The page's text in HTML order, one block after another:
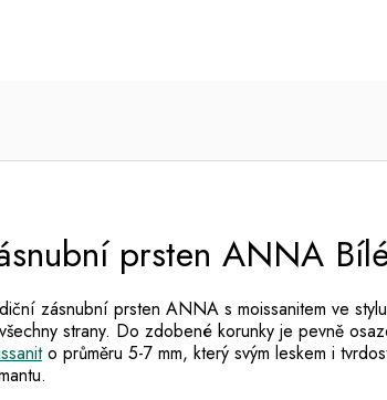
zásnubní prsten ANNA s moissanitem ve
strany. Do zdobené korunky je pevně
o průměru 5-7 mm, který svým leskem i
prsten ANNA